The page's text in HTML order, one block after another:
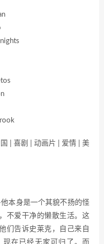
喜剧 | 动画片 | 爱情 | 美
本身是一个其貌不扬的怪
不爱干净的懒散生活。这
们告诉史莱克，自己来自
在已经无家可归了。而